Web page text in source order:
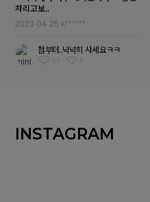
차리고보..
2023-04-25 k******
첨부터..넉넉히 사세요ㅋㅋ
17
INSTAGRAM